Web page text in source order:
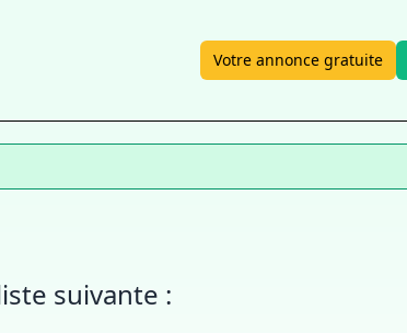
Votre annonce gratuite
suivante :